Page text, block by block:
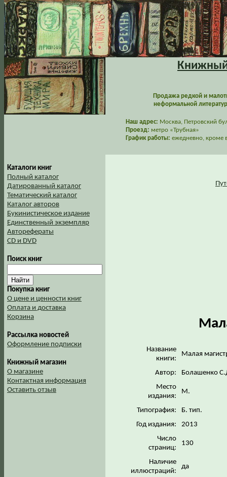
Книжный
Продажа редкой и
неформальной
Наш адрес: Москва, Петровский
Проезд: метро «Трубная»
График работы: ежедневно, кроме
Каталоги книг
Полный каталог
Датированный каталог
Тематический каталог
Каталог авторов
Букинистическое издание
Единственный экземпляр
Авторефераты
CD и DVD
Поиск книг
Покупка книг
О цене и ценности книг
Оплата и доставка
Корзина
Рассылка новостей
Оформление подписки
Книжный магазин
О магазине
Контактная информация
Оставить отзыв
Название
книги:
Малая
Автор:
Болашенко
Место
издания:
М.
Типография:
Б. тип.
Год издания:
2013
Число
страниц:
130
Наличие
иллюстраций:
да